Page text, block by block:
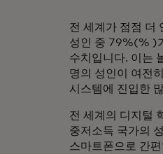
전 세계가 점점 더
성인 중 79%(% )
수치입니다. 이는
명의 성인이 여전
시스템에 진입한
전 세계의 디지털
중저소득 국가의
스마트폰으로 간